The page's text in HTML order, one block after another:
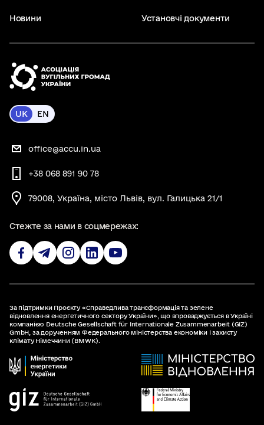
UK EN
Новини Установчі документи
office@accu.in.ua
+38 068 891 90 78
79008, Україна, місто Львів, вул. Галицька 21/1
Стежте за нами в соцмережах:
За підтримки Проєкту «Справедлива трансформація та зелене
відновлення енергетичного сектору України», що впроваджується в Україні
компанією Deutsche Gesellschaft für Internationale Zusammenarbeit (GIZ)
GmbH, за дорученням Федерального міністерства економіки і захисту
клімату Німеччини (BMWK).